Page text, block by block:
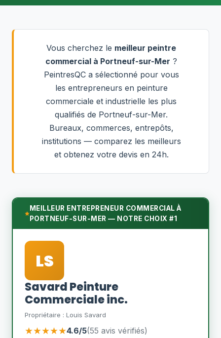
Vous cherchez le meilleur peintre
commercial à Portneuf-sur-Mer ?
PeintresQC a sélectionné pour vous
les entrepreneurs en peinture
commerciale et industrielle les plus
qualifiés de Portneuf-sur-Mer.
Bureaux, commerces, entrepôts,
institutions — comparez les meilleurs
et obtenez votre devis en 24h.
MEILLEUR ENTREPRENEUR COMMERCIAL À
PORTNEUF-SUR-MER — NOTRE CHOIX #1
LS
Savard Peinture
Commerciale inc.
Propriétaire : Louis Savard
★★★★★4.6/5(55 avis vérifiés)